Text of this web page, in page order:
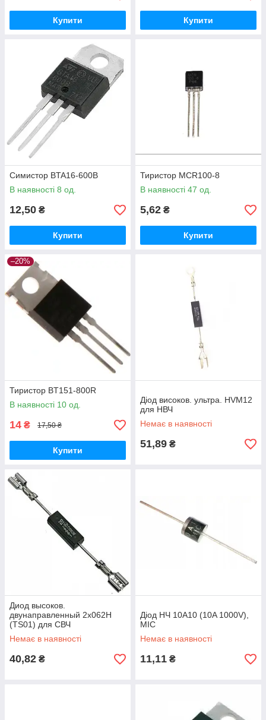
Купити Купити
Симистор BTA16-600B
В наявності 8 од.
12,50 ₴
Купити
Тиристор MCR100-8
В наявності 47 од.
5,62 ₴
Купити
–20%
Тиристор BT151-800R
В наявності 10 од.
14 ₴ 17,50 ₴
Купити
Діод високов. ультра. HVM12
для НВЧ
Немає в наявності
51,89 ₴
Диод высоков.
двунаправленный 2x062H
(TS01) для СВЧ
Немає в наявності
40,82 ₴
Діод НЧ 10A10 (10A 1000V),
MIC
Немає в наявності
11,11 ₴